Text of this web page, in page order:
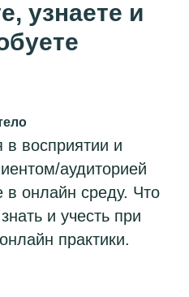
узнаете и
в восприятии и
аудиторией
в онлайн среду. Что
и учесть при
практики.